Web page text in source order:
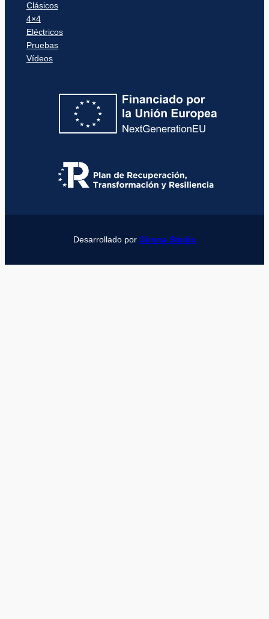
Clásicos
4×4
Eléctricos
Pruebas
Vídeos
Desarrollado por Girona Studio